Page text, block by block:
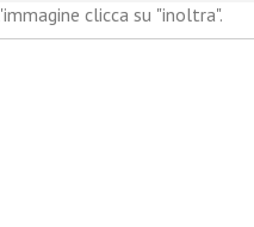
clicca su "inoltra".